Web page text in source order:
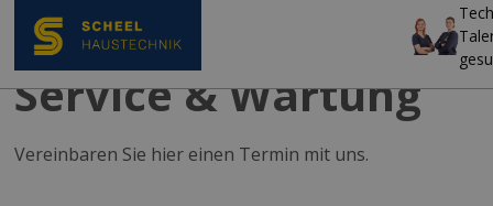
Service & Wartung
Vereinbaren Sie hier einen Termin mit uns.